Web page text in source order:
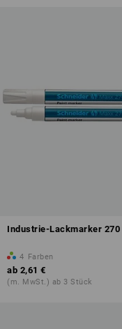
Industrie-Lackmarker 270
4 Farben
ab 2,61 €
(m. MwSt.) ab 3 Stück